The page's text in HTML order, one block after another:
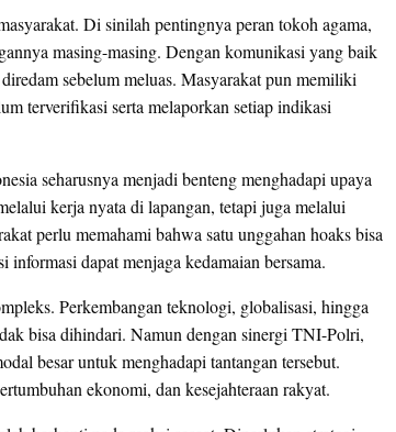
Di sinilah pentingnya peran tokoh agama,
masing-masing. Dengan komunikasi yang baik
sebelum meluas. Masyarakat pun memiliki
terverifikasi serta melaporkan setiap indikasi
seharusnya menjadi benteng menghadapi upaya
kerja nyata di lapangan, tetapi juga melalui
perlu memahami bahwa satu unggahan hoaks bisa
dapat menjaga kedamaian bersama.
Perkembangan teknologi, globalisasi, hingga
bisa dihindari. Namun dengan sinergi TNI-Polri,
besar untuk menghadapi tantangan tersebut.
ekonomi, dan kesejahteraan rakyat.